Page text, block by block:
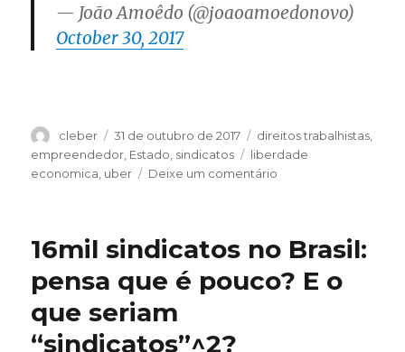
— João Amoêdo (@joaoamoedonovo)
October 30, 2017
Autor
cleber
Publicado
em
31 de outubro de 2017 Categorias
direitos trabalhistas,
empreendedor, Estado, sindicatos Tags
liberdade
economica, uber Deixe um comentário
Partido
é
16mil sindicatos no Brasil:
pensa que é pouco? E o
que seriam
“sindicatos”^2?